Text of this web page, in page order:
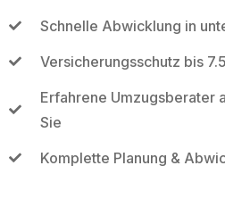
Schnelle Abwicklung in
Versicherungsschutz bis
Erfahrene Umzugsberater
Sie
Komplette Planung &